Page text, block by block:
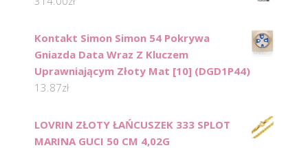
Kontakt Simon Simon 54 Pokrywa
Gniazda Data Wraz Z Kluczem
Uprawniającym Złoty Mat [10] (DGD1P44)
13.87zł
LOVRIN ZŁOTY ŁAŃCUSZEK 333 SPLOT
MARINA GUCI 50 CM 4,02G